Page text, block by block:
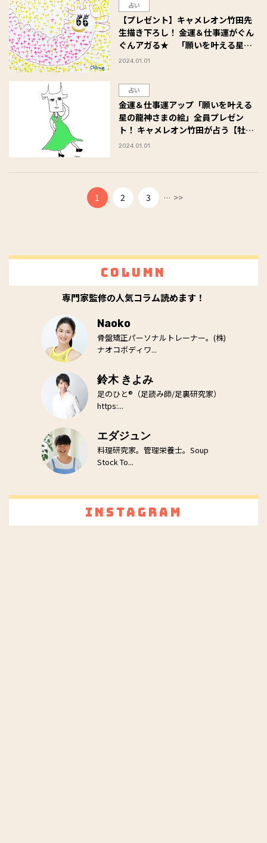
占い
【プレゼント】キャメレオン竹田先
生描き下ろし！ 金運＆仕事運がぐん
ぐんアガる★ 「願いを叶える星の
龍神さまの絵」
2024.01.01
占い
金運＆仕事運アップ「願いを叶える
星の龍神さまの絵」全員プレゼン
ト！ キャメレオン竹田が占う【牡牛
座】2024年の金運と仕事運
2024.01.01
1 2 3 ... >>
Column
専門家監修の人気コラム読めます！
Naoko
骨盤矯正パーソナルトレーナー。(株)
ナオコボディワ...
鈴木 きよみ
足のひと®（足読み師/足裏研究家）
https:...
エダジュン
料理研究家。管理栄養士。Soup
Stock To...
Instagram